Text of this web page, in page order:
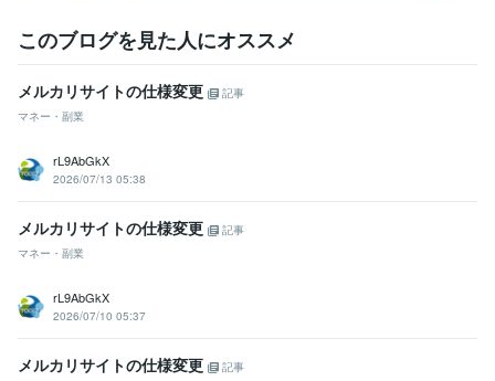
このブログを見た人にオススメ
メルカリサイトの仕様変更
記事
マネー・副業
rL9AbGkX
2026/07/13 05:38
メルカリサイトの仕様変更
記事
マネー・副業
rL9AbGkX
2026/07/10 05:37
メルカリサイトの仕様変更
記事